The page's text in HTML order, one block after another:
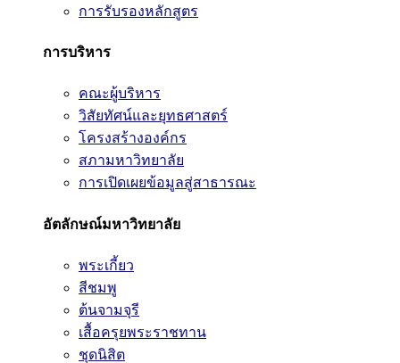
การรับรองหลักสูตร
การบริหาร
คณะผู้บริหาร
วิสัยทัศน์และยุทธศาสตร์
โครงสร้างองค์กร
สภามหาวิทยาลัย
การเปิดเผยข้อมูลสู่สาธารณะ
อัตลักษณ์มหาวิทยาลัย
พระเกี้ยว
สีชมพู
ต้นจามจุรี
เสื้อครุยพระราชทาน
ชุดนิสิต